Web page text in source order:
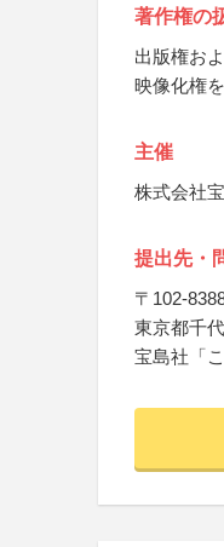
著作権の
出版権お
映像化権
主催
株式会社
提出先・
〒102-
東京都千
宝島社「